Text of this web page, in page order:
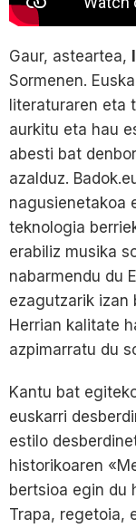
Gaur, asteartea,
Sormenen.
literaturaren eta
aurkitu eta hau
abesti bat
azalduz.
nagusienetakoa
teknologia
erabiliz musika
nabarmendu du
ezagutzarik izan
Herrian kalitate
azpimarratu du
Kantu bat
euskarri
estilo
historikoaren
bertsioa egin du
Trapa, regetoia,